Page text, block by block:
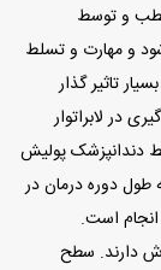
و توسط
و مهارت و تسلط
تاثیر گذار
در لابراتوار
دندانپزشک پولیش
طول دوره درمان در
انجام است.
دارند. سطح